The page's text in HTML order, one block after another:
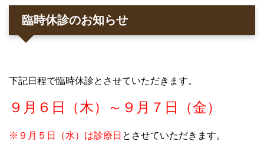
臨時休診のお知らせ
下記日程で臨時休診とさせていただきます。
９月６日（木）～９月７日（金）
※９月５日（水）は診療日 とさせていただきます。